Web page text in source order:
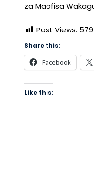
za Maofisa
Post Views: 579
Share this:
Facebook
Like this: